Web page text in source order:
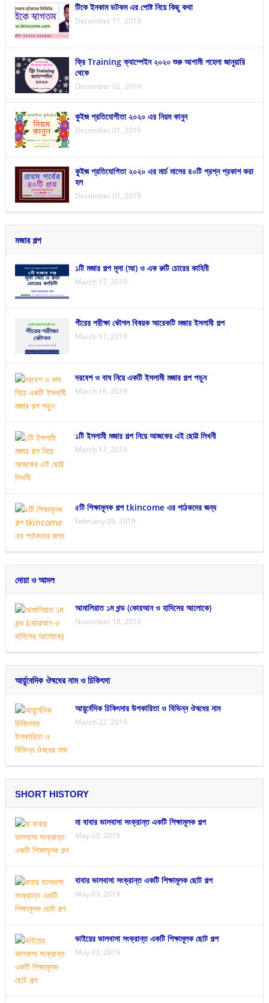
টিকে ইনকাম ডটকম এর পোষ্ট নিয়ে কিছু কথা
December 11, 2019
ফ্রি Training ক্যাম্পেইন ২০২০ শুরু আগামী পহেলা জানুয়ারি
থেকে
December 02, 2019
কুইজ প্রতিযোগীতা ২০২০ এর নিয়ম কানুন
December 01, 2019
কুইজ প্রতিযোগিতা ২০২০ এর মার্চ মাসের ৪০টি প্রশ্ন প্রকাশ করা
হল
December 01, 2019
মজার গল্প
১টি মজার গল্প মূসা (আ) ও এক রুটি চোরের কাহিনী
March 17, 2019
পীরের পরীক্ষা কৌশল বিষয়ক আরেকটি মজার ইসলামী গল্প
March 17, 2019
দরবেশ ও বাঘ নিয়ে একটি ইসলামী মজার গল্প পড়ুন
March 16, 2019
১টি ইসলামী মজার গল্প নিয়ে আজকের এই ছোট্ট লিখনী
March 17, 2019
৫টি শিক্ষামূলক গল্প tkincome এর পাঠকদের জন্য
February 09, 2019
দোয়া ও আমল
আমালিয়াত ১ম খন্ড (কোরআন ও হাদিসের আলোকে)
November 18, 2019
আর্য়ুবেদিক ঔষধের নাম ও চিকিৎসা
আয়ুর্বেদিক চিকিৎসার উপকারিতা ও বিভিন্ন ঔষধের নাম
March 22, 2019
SHORT HISTORY
মা বাবার ভালবাসা সংক্রান্ত একটি শিক্ষামূলক গল্প
May 03, 2019
বাবার ভালবাসা সংক্রান্ত একটি শিক্ষামূলক ছোট গল্প
May 03, 2019
ভাইয়ের ভালবাসা সংক্রান্ত একটি শিক্ষামূলক ছোট গল্প
May 03, 2019